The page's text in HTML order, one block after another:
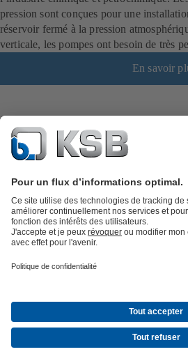
pression sont conçues pour une
réservoir fermé à la pression
verticale, les pompes ont besoin de très
En savoir
Industrie
SociétéActualités & ÉvènementsPresse